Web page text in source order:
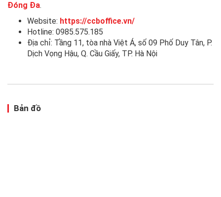
Đóng Đa.
Website: https://ccboffice.vn/
Hotline: 0985.575.185
Địa chỉ: Tầng 11, tòa nhà Việt Á, số 09 Phố Duy Tân, P.
Dịch Vọng Hậu, Q. Cầu Giấy, TP. Hà Nội
Bản đồ